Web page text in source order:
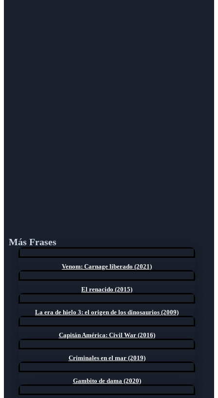
Más Frases
Venom: Carnage liberado (2021)
El renacido (2015)
La era de hielo 3: el origen de los dinosaurios (2009)
Capitán América: Civil War (2016)
Criminales en el mar (2019)
Gambito de dama (2020)